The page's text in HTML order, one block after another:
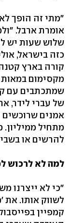
"מתי זה הופך
אומרת ארבל.
שלוש שעות יש
כזה בישראל,
קורה בארץ
מקסימום במאות
שמתכתבים עם
של עברי לידר,
אמנים שרוכשים
מתחיל
להרשים או
למה לא לרכוש
"כי לא ייצרנו
לשווק אותו. את
קמפיין